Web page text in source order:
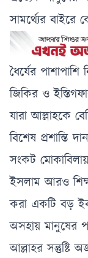
সামর্থ্যের বাইরে
ধৈর্যের
জিকির ও
যারা আল্লাহকে
বিশেষ প্রশান্তি
সংকট
ইসলাম আরও
করা একটি বড়
অসহায় মানুষের
আল্লাহর সন্তুষ্টি